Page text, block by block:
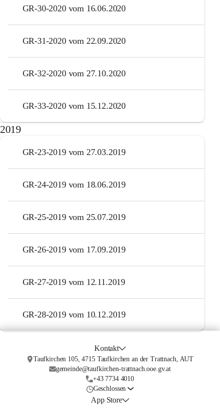
GR-30-2020 vom 16.06.2020
GR-31-2020 vom 22.09.2020
GR-32-2020 vom 27.10.2020
GR-33-2020 vom 15.12.2020
2019
GR-23-2019 vom 27.03.2019
GR-24-2019 vom 18.06.2019
GR-25-2019 vom 25.07.2019
GR-26-2019 vom 17.09.2019
GR-27-2019 vom 12.11.2019
GR-28-2019 vom 10.12.2019
Kontakt
Taufkirchen 105, 4715 Taufkirchen an der Trattnach, AUT
gemeinde@taufkirchen-trattnach.ooe.gv.at
+43 7734 4010
Geschlossen
App Store